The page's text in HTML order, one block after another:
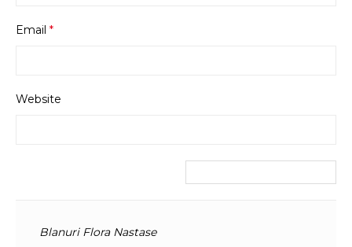
Email *
Website
Blanuri Flora Nastase